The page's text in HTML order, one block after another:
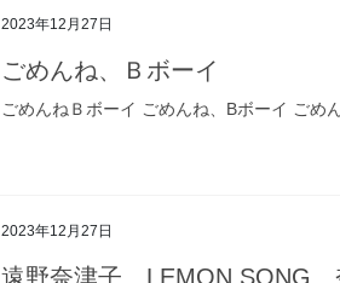
2023年12月27日
ごめんね、Ｂボーイ
ごめんねＢボーイ ごめんね、Bボーイ ごめ
2023年12月27日
遠野奈津子 LEMON SONG